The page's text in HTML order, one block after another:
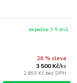
26 % sleva
3 500 Kč/ks
2 893 Kč bez DPH
expedice 3-5 dnů